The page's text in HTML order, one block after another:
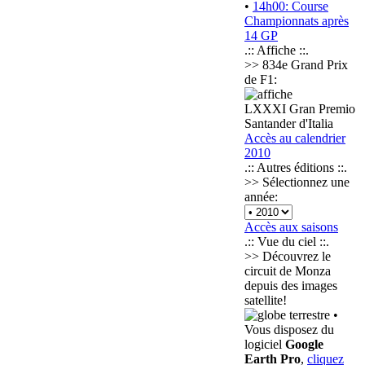
• 14h00: Course
Championnats après
14 GP
.:: Affiche ::.
>> 834e Grand Prix
de F1:
LXXXI Gran Premio
Santander d'Italia
Accès au calendrier
2010
.:: Autres éditions ::.
>> Sélectionnez une
année:
Accès aux saisons
.:: Vue du ciel ::.
>> Découvrez le
circuit de Monza
depuis des images
satellite!
•
Vous disposez du
logiciel Google
Earth Pro, cliquez